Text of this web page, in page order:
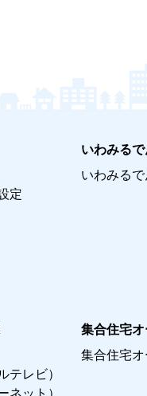
定
いわみるで
いわみるで
テレビ）
ネット）
集合住宅
集合住宅